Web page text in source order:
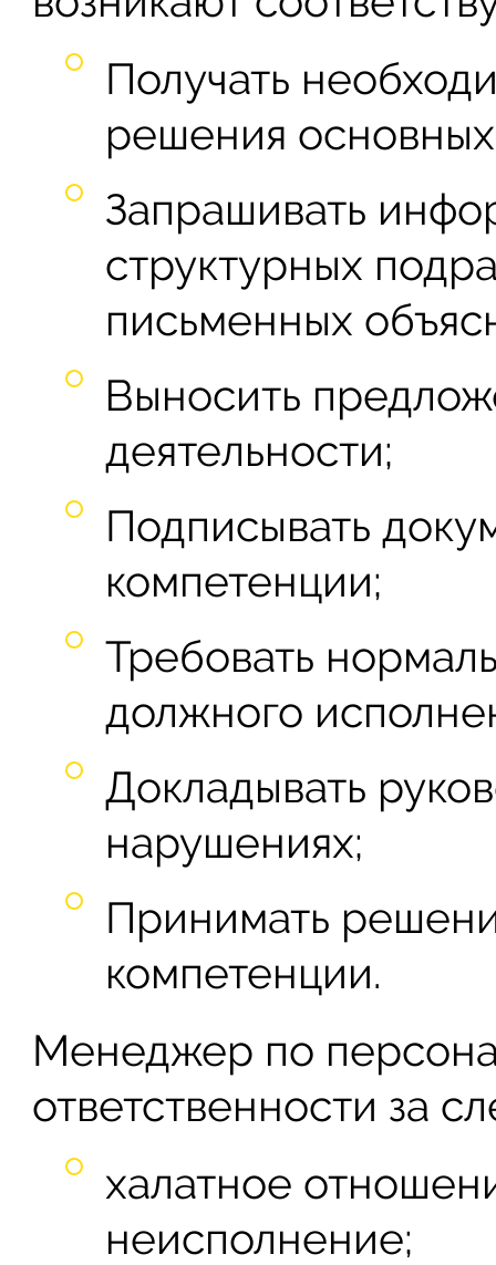
Получать
решения основных
Запрашивать
структурных
письменных
Выносить
деятельности;
Подписывать
компетенции;
Требовать
должного
Докладывать
нарушениях;
Принимать
компетенции.
Менеджер по
ответственности за
халатное
неисполнение;